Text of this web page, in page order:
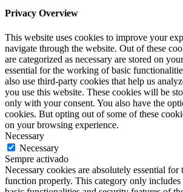
Privacy Overview
This website uses cookies to improve your
navigate through the website. Out of these
are categorized as necessary are stored on
essential for the working of basic
also use third-party cookies that help us
you use this website. These cookies will be
only with your consent. You also have the
cookies. But opting out of some of these
on your browsing experience.
Necessary
Necessary
Sempre activado
Necessary cookies are absolutely essential for
function properly. This category only includes